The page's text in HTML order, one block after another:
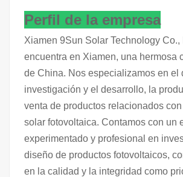
Perfil de la empresa
Xiamen 9Sun Solar Technology Co.,
encuentra en Xiamen, una hermosa
de China. Nos especializamos en el
investigación y el desarrollo, la
venta de productos relacionados
solar fotovoltaica. Contamos con un
experimentado y profesional en
diseño de productos fotovoltaicos,
en la calidad y la integridad como